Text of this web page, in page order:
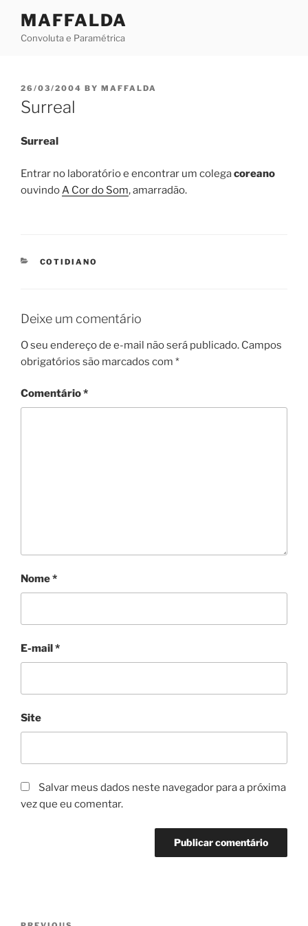
content
MAFFALDA
Convoluta e Paramétrica
POSTED
ON
26/03/2004 BY MAFFALDA
Surreal
Surreal
Entrar no laboratório e encontrar um colegacoreano
ouvindoA Cor do Som, amarradão.
CATEGORIES
COTIDIANO
Deixe um comentário
O seu endereço de e-mail não será publicado. Campos
obrigatórios são marcados com *
Comentário*
Nome*
E-mail*
Site
Salvar meus dados neste navegador para a próxima
vez que eu comentar.